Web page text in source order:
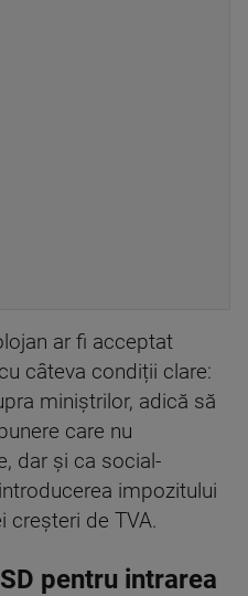
ar fi acceptat
câteva condiții clare:
miniștrilor, adică să
care nu
dar și ca social-
impozitului
creșteri de TVA.
pentru intrarea